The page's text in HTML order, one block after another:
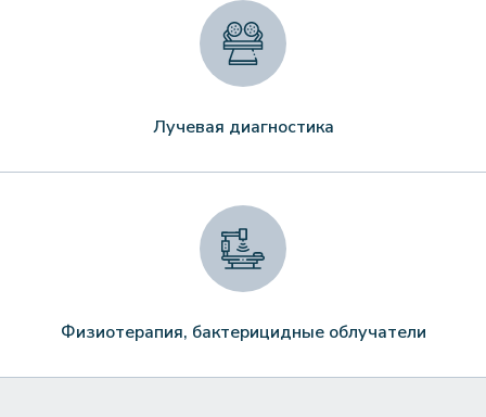
Лучевая диагностика
Физиотерапия, бактерицидные облучатели